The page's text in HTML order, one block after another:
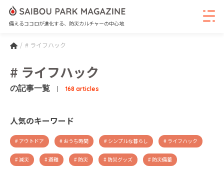
備えるココロが進化する、防災カルチャーの中心地
# ライフハック
# ライフハック
の記事一覧 168 articles
人気のキーワード
# アウトドア # おうち時間 # シンプルな暮らし # ライフハック
# 減災 # 避難 # 防災 # 防災グッズ # 防災備蓄